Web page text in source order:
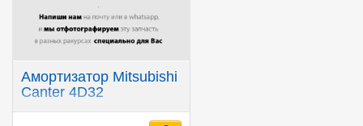
Амортизатор Mitsubishi
Canter 4D32